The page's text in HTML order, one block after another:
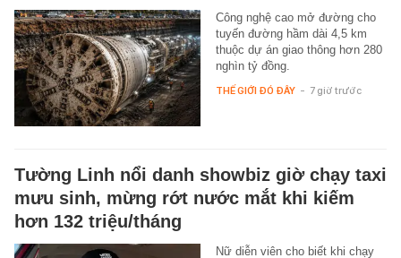
Công nghệ cao mở đường cho
tuyến đường hầm dài 4,5 km
thuộc dự án giao thông hơn 280
nghìn tỷ đồng.
THẾ GIỚI ĐÓ ĐÂY - 7 giờ trước
Tường Linh nổi danh showbiz giờ chạy taxi
mưu sinh, mừng rớt nước mắt khi kiếm
hơn 132 triệu/tháng
Nữ diễn viên cho biết khi chạy